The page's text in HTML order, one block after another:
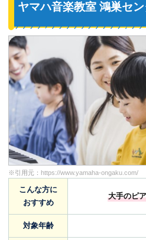
ヤマハ音楽教室 鴻巣セ
※引用元： https://www.yamaha-ongaku.com/
こんな方に
おすすめ
大手のピ
対象年齢